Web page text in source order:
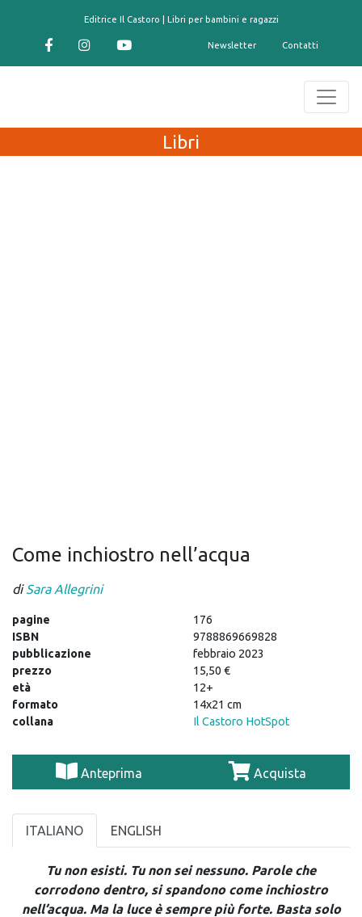
Editrice Il Castoro | Libri per bambini e ragazzi
Newsletter Contatti
Libri
Come inchiostro nell’acqua
diSara Allegrini
pagine
176
ISBN
9788869669828
pubblicazione
febbraio 2023
prezzo
15,50 €
età
12+
formato
14x21 cm
collana
Il Castoro HotSpot
Anteprima Acquista
ITALIANO ENGLISH
Tu non esisti. Tu non sei nessuno. Parole che
corrodono dentro, si spandono come inchiostro
nell’acqua. Ma la luce è sempre più forte. Basta solo